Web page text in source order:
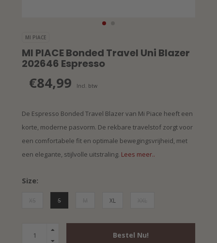
MI PIACE
MI PIACE Bonded Travel Uni Blazer
202646 Espresso
€84,99 Incl. btw
De Espresso Bonded Travel Blazer van Mi Piace heeft een
korte, moderne pasvorm. De rekbare travelstof zorgt voor
een comfortabele fit en optimale bewegingsvrijheid, met
een elegante, stijlvolle uitstraling. Lees meer..
Size:
S XL
Bestel Nu!